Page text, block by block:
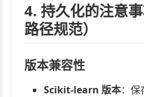
4. 持久化的注意事
路径规范）
版本兼容性
Scikit-learn 版本：